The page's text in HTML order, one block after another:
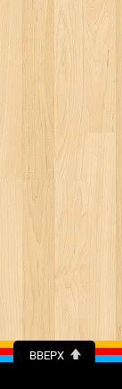
ВВЕРХ